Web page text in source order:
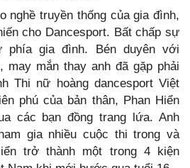
nghề truyền thống của gia đình,
cho Dancesport. Bất chấp sự
phía gia đình. Bén duyên với
may mắn thay anh đã gặp phải
Thi nữ hoàng dancesport Việt
phú của bản thân, Phan Hiển
các bạn đồng trang lứa. Anh
gia nhiều cuộc thi trong và
trở thành một trong 4 kiện